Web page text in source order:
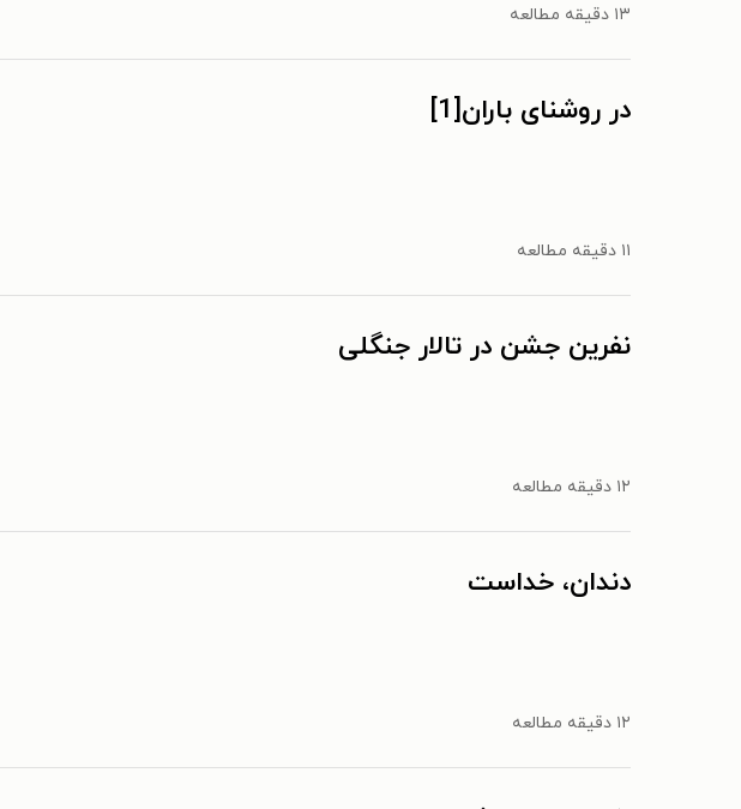
۱۳ دقیقه مطالعه
در روشنای باران[1]
۱۱ دقیقه مطالعه
نفرین جشن در تالار جنگلی
۱۲ دقیقه مطالعه
دندان، خداست
۱۲ دقیقه مطالعه